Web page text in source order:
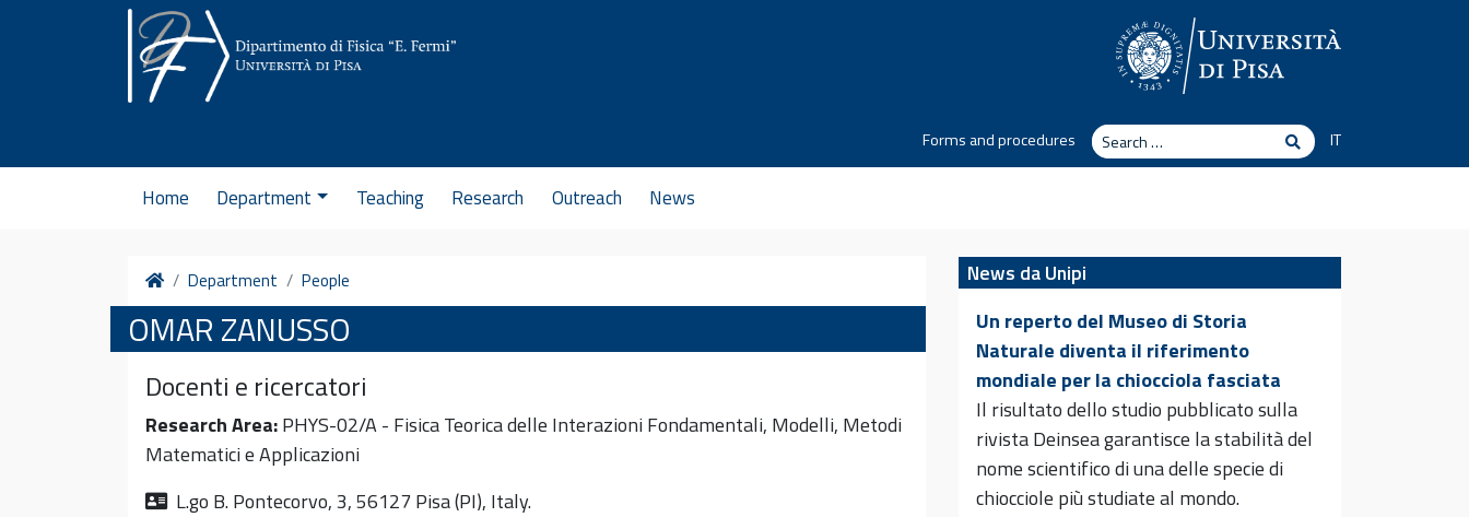
Forms and procedures
Search
Search
IT
Home Department Teaching Research Outreach News
HomeDepartment People
OMAR ZANUSSO
Docenti e ricercatori
Research Area:PHYS-02/A - Fisica Teorica delle Interazioni Fondamentali, Modelli, Metodi
Matematici e Applicazioni
L.go B. Pontecorvo, 3, 56127 Pisa (PI), Italy.
News da Unipi
Un reperto del Museo di Storia
Naturale diventa il riferimento
mondiale per la chiocciola fasciata
Il risultato dello studio pubblicato sulla
rivista Deinsea garantisce la stabilità del
nome scientifico di una delle specie di
chiocciole più studiate al mondo.